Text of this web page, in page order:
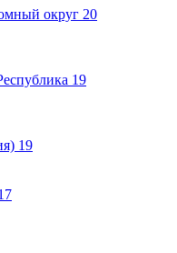
округ 20
19
19